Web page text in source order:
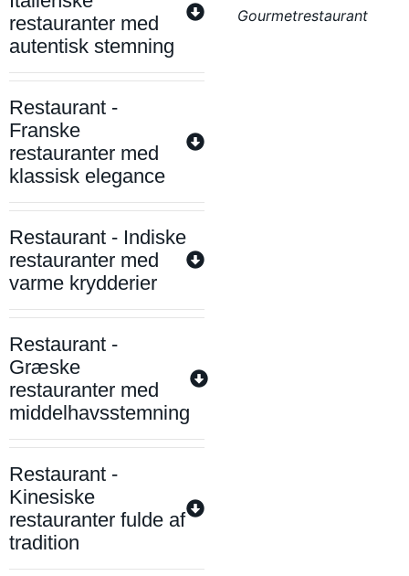
restauranter med
autentisk stemning
Restaurant -
Franske
restauranter med
klassisk elegance
Restaurant - Indiske
restauranter med
varme krydderier
Restaurant -
Græske
restauranter med
middelhavsstemning
Restaurant -
Kinesiske
restauranter fulde af
tradition
Gourmetrestaurant